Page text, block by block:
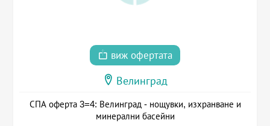
виж офертата
Велинград
СПА оферта 3=4: Велинград - нощувки, изхранване и
минерални басейни